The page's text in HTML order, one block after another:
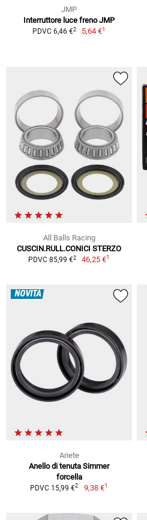
JMP
Interruttore luce freno JMP
PDVC 6,46 €2 5,64 €1
All Balls Racing
CUSCIN.RULL.CONICI STERZO
PDVC 85,99 €2 46,25 €1
NOVITÀ
Ariete
Anello di tenuta Simmer
forcella
PDVC 15,99 €2 9,38 €1